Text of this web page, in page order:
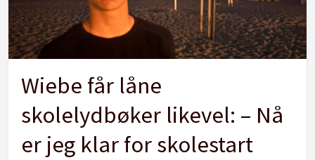
Wiebe får låne
skolelydbøker likevel: – Nå
er jeg klar for skolestart